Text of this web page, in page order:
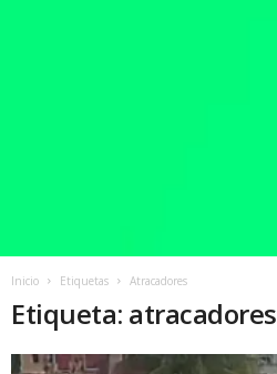
Inicio Etiquetas Atracadores
Etiqueta: atracadores